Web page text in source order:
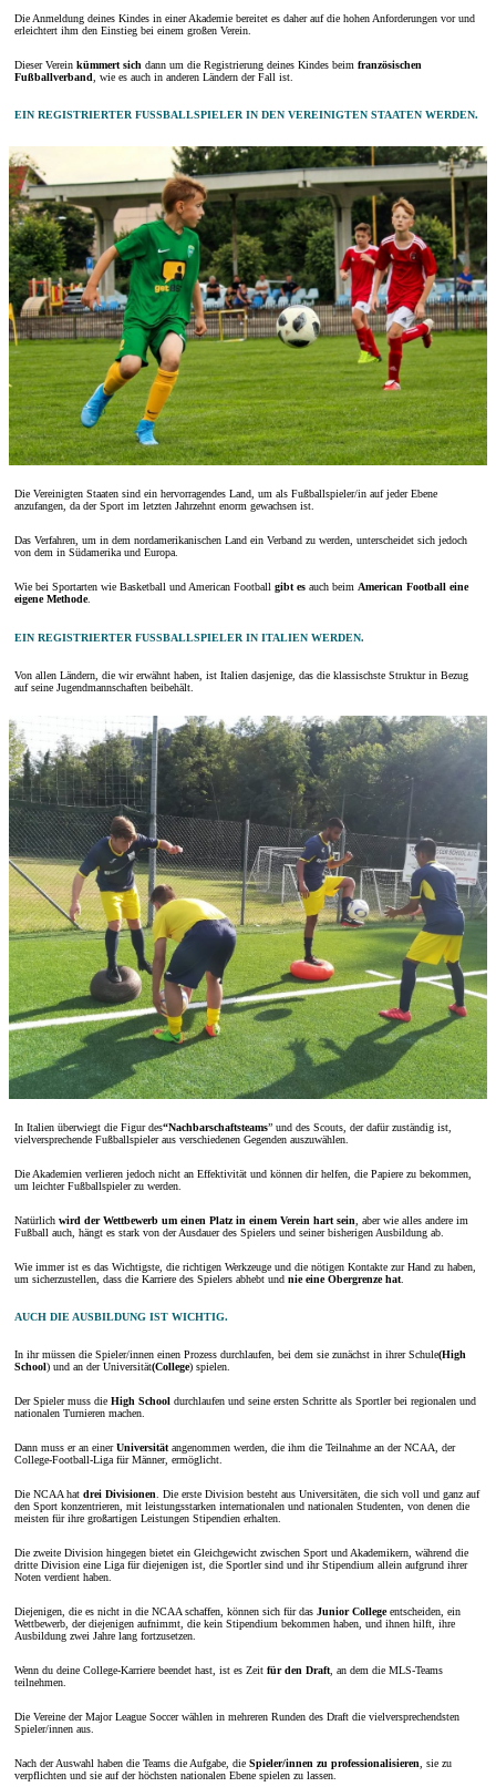
Die Anmeldung deines Kindes in einer Akademie bereitet es daher auf die hohen Anforderungen vor und
erleichtert ihm den Einstieg bei einem großen Verein.
Dieser Verein kümmert sich dann um die Registrierung deines Kindes beim französischen
Fußballverband , wie es auch in anderen Ländern der Fall ist.
EIN REGISTRIERTER FUSSBALLSPIELER IN DEN VEREINIGTEN STAATEN WERDEN.
Die Vereinigten Staaten sind ein hervorragendes Land, um als Fußballspieler/in auf jeder Ebene
anzufangen, da der Sport im letzten Jahrzehnt enorm gewachsen ist.
Das Verfahren, um in dem nordamerikanischen Land ein Verband zu werden, unterscheidet sich jedoch
von dem in Südamerika und Europa.
Wie bei Sportarten wie Basketball und American Football gibt es auch beim American Football eine
eigene Methode.
EIN REGISTRIERTER FUSSBALLSPIELER IN ITALIEN WERDEN.
Von allen Ländern, die wir erwähnt haben, ist Italien dasjenige, das die klassischste Struktur in Bezug
auf seine Jugendmannschaften beibehält.
In Italien überwiegt die Figur des“Nachbarschaftsteams” und des Scouts, der dafür zuständig ist,
vielversprechende Fußballspieler aus verschiedenen Gegenden auszuwählen.
Die Akademien verlieren jedoch nicht an Effektivität und können dir helfen, die Papiere zu bekommen,
um leichter Fußballspieler zu werden.
Natürlich wird der Wettbewerb um einen Platz in einem Verein hart sein , aber wie alles andere im
Fußball auch, hängt es stark von der Ausdauer des Spielers und seiner bisherigen Ausbildung ab.
Wie immer ist es das Wichtigste, die richtigen Werkzeuge und die nötigen Kontakte zur Hand zu haben,
um sicherzustellen, dass die Karriere des Spielers abhebt und nie eine Obergrenze hat
AUCH DIE AUSBILDUNG IST WICHTIG.
In ihr müssen die Spieler/innen einen Prozess durchlaufen, bei dem sie zunächst in ihrer Schule(High
School) und an der Universität(College) spielen.
Der Spieler muss die High School durchlaufen und seine ersten Schritte als Sportler bei regionalen und
nationalen Turnieren machen.
Dann muss er an einerUniversität angenommen werden, die ihm die Teilnahme an der NCAA, der
College-Football-Liga für Männer, ermöglicht.
Die NCAA hat drei Divisionen . Die erste Division besteht aus Universitäten, die sich voll und ganz auf
den Sport konzentrieren, mit leistungsstarken internationalen und nationalen Studenten, von denen die
meisten für ihre großartigen Leistungen Stipendien erhalten.
Die zweite Division hingegen bietet ein Gleichgewicht zwischen Sport und Akademikern, während die
dritte Division eine Liga für diejenigen ist, die Sportler sind und ihr Stipendium allein aufgrund ihrer
Noten verdient haben.
Diejenigen, die es nicht in die NCAA schaffen, können sich für das Junior Collegeentscheiden, ein
Wettbewerb, der diejenigen aufnimmt, die kein Stipendium bekommen haben, und ihnen hilft, ihre
Ausbildung zwei Jahre lang fortzusetzen.
Wenn du deine College-Karriere beendet hast, ist es Zeit für den Draft , an dem die MLS-Teams
teilnehmen.
Die Vereine der Major League Soccer wählen in mehreren Runden des Draft die vielversprechendsten
Spieler/innen aus.
Nach der Auswahl haben die Teams die Aufgabe, die Spieler/innen zu professionalisieren , sie zu
verpflichten und sie auf der höchsten nationalen Ebene spielen zu lassen.